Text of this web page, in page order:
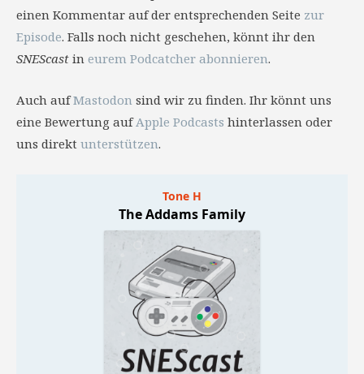
einen Kommentar auf der entsprechenden Seite zur
Episode. Falls noch nicht geschehen, könnt ihr den
SNEScast in eurem Podcatcher abonnieren.
Auch aufMastodon sind wir zu finden. Ihr könnt uns
eine Bewertung aufApple Podcasts hinterlassen oder
uns direkt unterstützen.